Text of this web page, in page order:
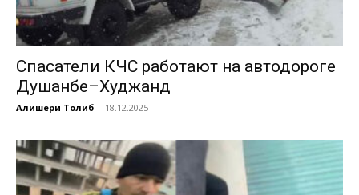
Спасатели КЧС работают на автодороге
Душанбе–Худжанд
Алишери Толиб - 18.12.2025